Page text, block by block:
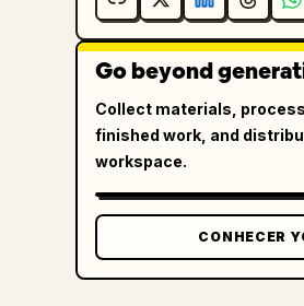
Go beyond
Collect materials,
finished work, and
workspace.
CONHECER